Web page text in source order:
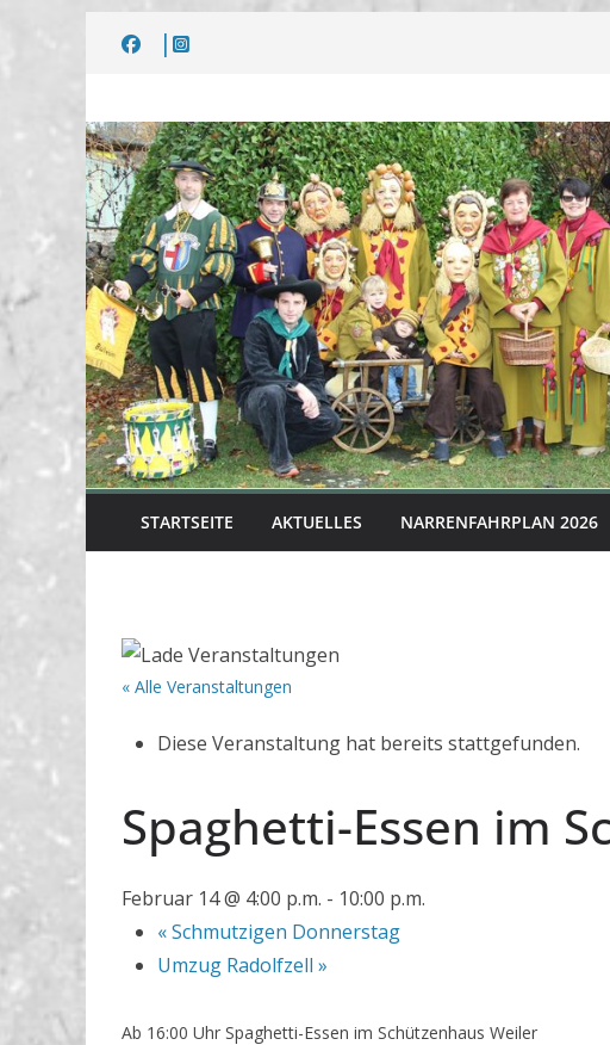
Inhalt
STARTSEITE AKTUELLES NARRENFAHRPLAN 2026
« Alle Veranstaltungen
Diese Veranstaltung hat bereits stattgefunden.
Spaghetti-Essen im
Februar 14 @ 4:00 p.m. - 10:00 p.m.
«Schmutzigen Donnerstag
Umzug Radolfzell »
Ab 16:00 Uhr Spaghetti-Essen im Schützenhaus Weiler